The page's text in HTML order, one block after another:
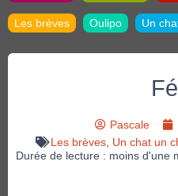
Les brèves Oulipo Un
Pascale
Les brèves, Un chat un
Durée de lecture : moins d'une